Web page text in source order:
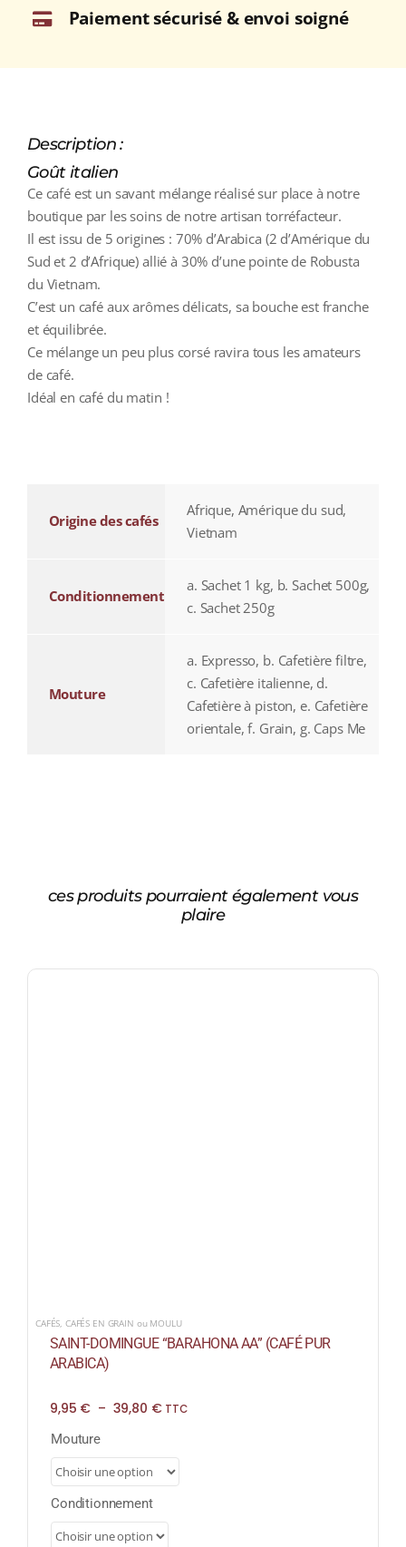
Paiement sécurisé & envoi soigné
Description :
Goût italien
Ce café est un savant mélange réalisé sur place à notre
boutique par les soins de notre artisan torréfacteur.
Il est issu de 5 origines : 70% d’Arabica (2 d’Amérique du
Sud et 2 d’Afrique) allié à 30% d’une pointe de Robusta
du Vietnam.
C’est un café aux arômes délicats, sa bouche est franche
et équilibrée.
Ce mélange un peu plus corsé ravira tous les amateurs
de café.
Idéal en café du matin !
Origine des cafés
Afrique, Amérique du sud,
Vietnam
Conditionnement
a. Sachet 1 kg, b. Sachet 500g,
c. Sachet 250g
Mouture
a. Expresso, b. Cafetière filtre,
c. Cafetière italienne, d.
Cafetière à piston, e. Cafetière
orientale, f. Grain, g. Caps Me
ces produits pourraient également vous
plaire
CAFÉS CAFÉS EN GRAIN ou MOULU
SAINT-DOMINGUE “BARAHONA AA” (CAFÉ PUR
ARABICA)
9,95 € – 39,80 €Plage
à
39,80 €
TTC
Mouture
Conditionnement